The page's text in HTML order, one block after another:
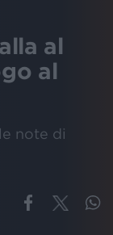
al
al
note di